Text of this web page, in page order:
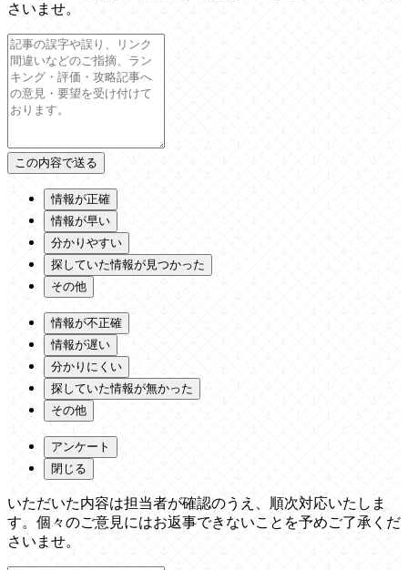
さいませ。
情報が正確
情報が早い
分かりやすい
探していた情報が見つかった
その他
情報が不正確
情報が遅い
分かりにくい
探していた情報が無かった
その他
アンケート
閉じる
いただいた内容は担当者が確認のうえ、順次対応いたしま
す。個々のご意見にはお返事できないことを予めご了承くだ
さいませ。